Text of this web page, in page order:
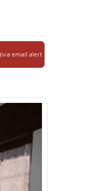
email alert